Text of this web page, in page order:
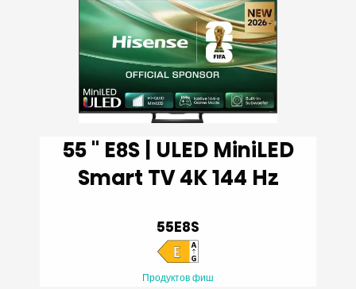
55 '' E8S | ULED MiniLED
Smart TV 4K 144 Hz
55E8S
Продуктов фиш